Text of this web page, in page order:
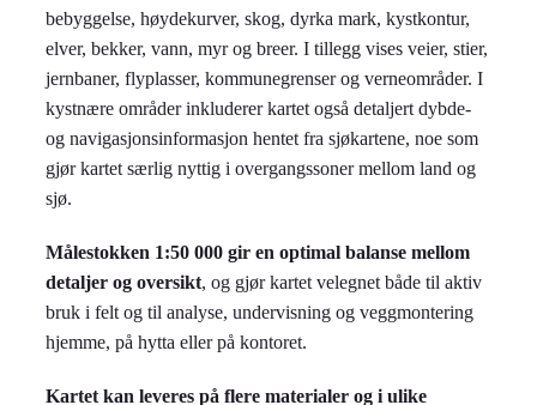
bebyggelse, høydekurver, skog, dyrka mark, kystkontur,
elver, bekker, vann, myr og breer. I tillegg vises veier, stier,
jernbaner, flyplasser, kommunegrenser og verneområder. I
kystnære områder inkluderer kartet også detaljert dybde-
og navigasjonsinformasjon hentet fra sjøkartene, noe som
gjør kartet særlig nyttig i overgangssoner mellom land og
sjø.
Målestokken 1:50 000 gir en optimal balanse mellom
detaljer og oversikt, og gjør kartet velegnet både til aktiv
bruk i felt og til analyse, undervisning og veggmontering
hjemme, på hytta eller på kontoret.
Kartet kan leveres på flere materialer og i ulike